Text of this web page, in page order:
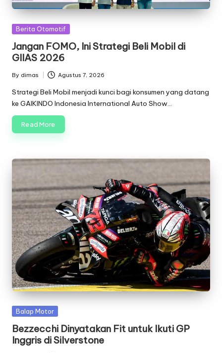
Posted
Berita Otomotif
Jangan FOMO, Ini Strategi Beli Mobil di
GIIAS 2026
Posted
by
By dimas Agustus 7, 2026
Strategi Beli Mobil menjadi kunci bagi konsumen yang datang
ke GAIKINDO Indonesia International Auto Show…
Read More
Posted
Balap Motor
Bezzecchi Dinyatakan Fit untuk Ikuti GP
Inggris di Silverstone